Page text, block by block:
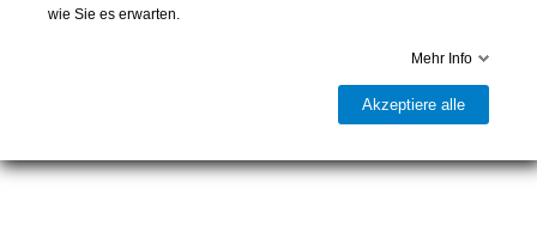
- Bruchlast 40% höher als herkömmliches Polyestertauwerk
In den Warenkorb
wie Sie es erwarten.
Mehr Info
Akzeptiere alle